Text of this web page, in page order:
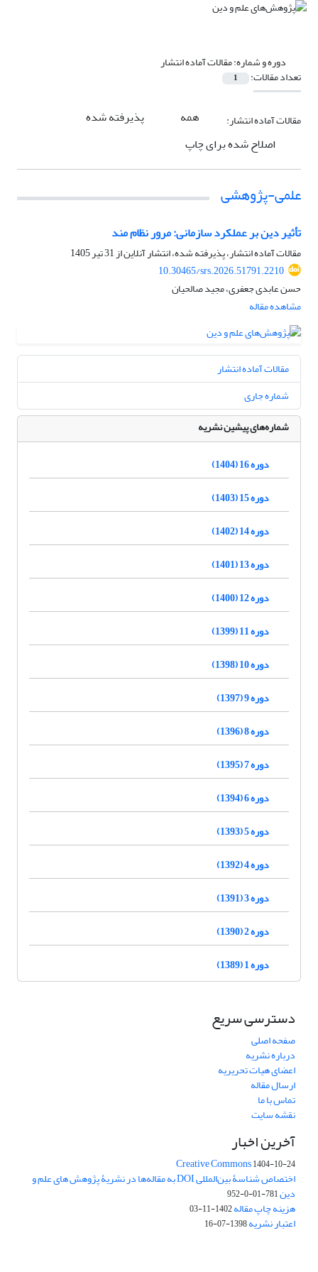
دوره و شماره:مقالات آماده انتشار
تعداد مقالات: 1
مقالات آماده انتشار: همه
پذیرفته شده
اصلاح شده برای چاپ
علمی-پژوهشی
تأثیر دین بر عملکرد سازمانی: مرور نظام مند
مقالات آماده انتشار، پذیرفته شده، انتشار آنلاین از31 تیر 1405
10.30465/srs.2026.51791.2210
حسن عابدی جعفری، مجید صالحیان
مشاهده مقاله
مقالات آماده انتشار
شماره جاری
شماره‌های پیشین نشریه
دوره 16 (1404)
دوره 15 (1403)
دوره 14 (1402)
دوره 13 (1401)
دوره 12 (1400)
دوره 11 (1399)
دوره 10 (1398)
دوره 9 (1397)
دوره 8 (1396)
دوره 7 (1395)
دوره 6 (1394)
دوره 5 (1393)
دوره 4 (1392)
دوره 3 (1391)
دوره 2 (1390)
دوره 1 (1389)
دسترسی سریع
صفحه اصلی
درباره نشریه
اعضای هیات تحریریه
ارسال مقاله
تماس با ما
نقشه سایت
آخرین اخبار
Creative Commons1404-10-24
اختصاص شناسۀ بین‌المللی DOI به مقاله‌ها در نشریۀ پژوهش های علم و
دین781-01-0-952
هزینه چاپ مقاله1402-11-03
اعتبار نشریه1398-07-16